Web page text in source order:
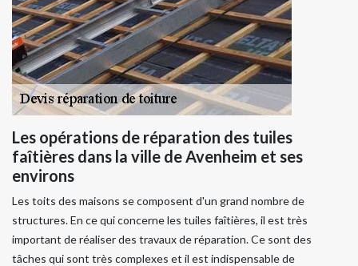
Les opérations de réparation des tuiles
faîtières dans la ville de Avenheim et ses
environs
Les toits des maisons se composent d'un grand nombre de
structures. En ce qui concerne les tuiles faîtières, il est très
important de réaliser des travaux de réparation. Ce sont des
tâches qui sont très complexes et il est indispensable de